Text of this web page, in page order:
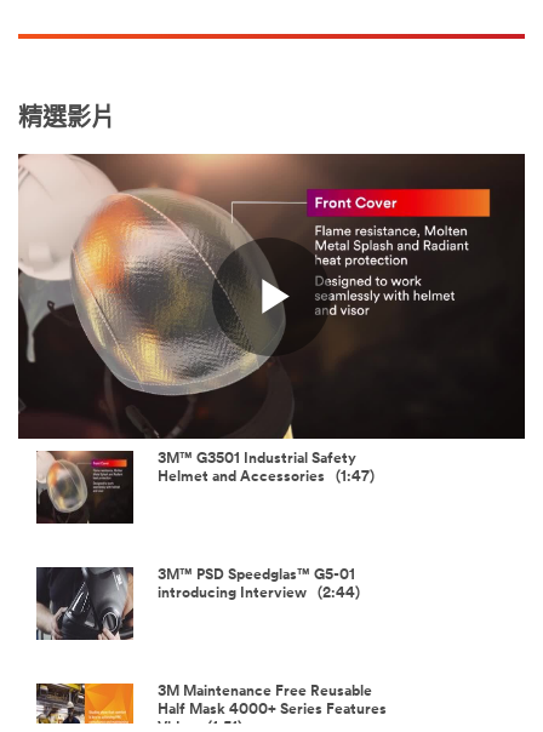
精選影片
Play
Video
3M™ G3501 Industrial Safety
Helmet and Accessories (1:47)
3M™ PSD Speedglas™ G5-01
introducing Interview (2:44)
3M Maintenance Free Reusable
Half Mask 4000+ Series Features
Video (1:51)